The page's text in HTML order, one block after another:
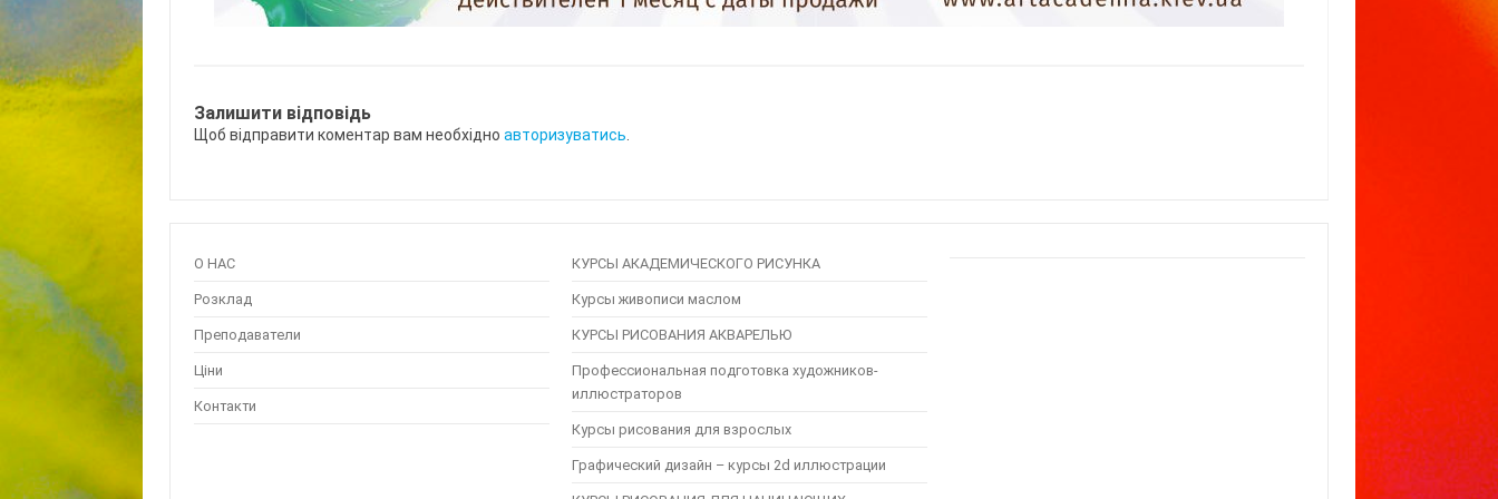
Залишити відповідь
Щоб відправити коментар вам необхідно авторизуватись
О НАС
Розклад
Преподаватели
Ціни
Контакти
КУРСЫ АКАДЕМИЧЕСКОГО РИСУНКА
Курсы живописи маслом
КУРСЫ РИСОВАНИЯ АКВАРЕЛЬЮ
Профессиональная подготовка художников-
иллюстраторов
Курсы рисования для взрослых
Графический дизайн – курсы 2d иллюстрации